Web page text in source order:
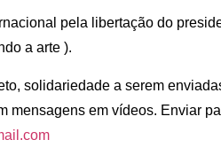
pela libertação do
a arte ).
solidariedade a serem
mensagens em vídeos. Enviar